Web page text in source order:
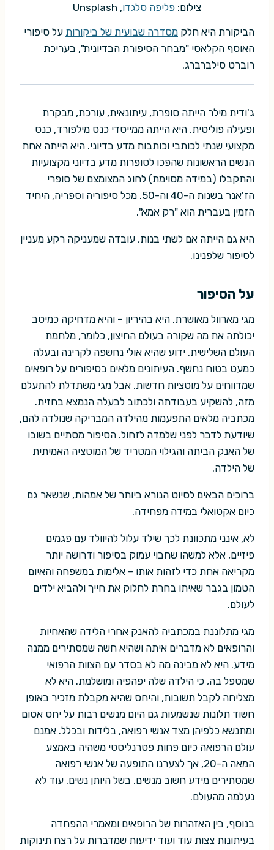
צילום: פליפה סלגדו, Unsplash
הביקורת היא חלק מסדרה שבועית של ביקורות על סיפורי
האוסף הקלאסי "מבחר הסיפורת הבדיונית", בעריכת
רוברט סילברברג.
ג'ודית מילר הייתה סופרת, עיתונאית, עורכת, מבקרת
ופעילה פוליטית. היא הייתה ממייסדי כנס מילפורד, כנס
מקצועי שנתי לכותבי וכותבות מדע בדיוני. היא הייתה אחת
הנשים הראשונות שהפכו לסופרות מדע בדיוני מקצועיות
והתקבלו (במידה מסוימת) לחוג המצומצם של סופרי
הז'אנר בשנות ה-40 וה-50. מכל סיפוריה וספריה, היחיד
הזמין בעברית הוא "רק אמא".
היא גם הייתה אם לשתי בנות, עובדה שמעניקה רקע מעניין
לסיפור שלפנינו.
על הסיפור
מגי מארוול מאושרת. היא בהיריון – והיא מדחיקה כמיטב
יכולתה את מה שקורה בעולם החיצון, כלומר, מלחמת
העולם השלישית. ידוע שהיא אולי נחשפה לקרינה ובעלה
כמעט בטוח נחשף. העיתונים מלאים בסיפורים על רופאים
שמדווחים על מוטציות חדשות, אבל מגי משתדלת להתעלם
מזה, להשקיע בעבודתה ולכתוב לבעלה הנמצא בחזית.
מכתביה מלאים התפעמות מהילדה המבריקה שנולדה להם,
שיודעת לדבר לפני שלמדה לזחול. הסיפור מסתיים בשובו
של האנק הביתה והגילוי המטריד של המוטציה האמיתית
של הילדה.
ברוכים הבאים לסיוט הנורא ביותר של אמהות, שנשאר גם
כיום אקטואלי במידה מפחידה.
לא, אינני מתכוונת לכך שילד עלול להיוולד עם פגמים
פיזיים, אלא למשהו שחבוי עמוק בסיפור ודרושה יותר
מקריאה אחת כדי לזהות אותו – אלימות במשפחה והאיום
הטמון בגבר שאיתו בחרת לחלוק את חייך ולהביא ילדים
לעולם.
מגי מתלוננת במכתביה להאנק אחרי הלידה שהאחיות
והרופאים לא מדברים איתה ושהיא חשה שמסתירים ממנה
מידע. היא לא מבינה מה לא בסדר עם הצוות הרפואי
שמטפל בה, כי הילדה שלה יפהפיה ומושלמת. היא לא
מצליחה לקבל תשובות, והיחס שהיא מקבלת מזכיר באופן
חשוד תלונות שנשמעות גם היום מנשים רבות על יחס אטום
ומתנשא כלפיהן מצד אנשי רפואה, בלידות ובכלל. אמנם
עולם הרפואה כיום פחות פטרנליסטי משהיה באמצע
המאה ה-20, אך לצערנו התופעה של אנשי רפואה
שמסתירים מידע חשוב מנשים, בשל היותן נשים, עוד לא
נעלמה מהעולם.
בנוסף, בין האזהרות של הרופאים ומאמרי ההפחדה
בעיתונות צצות עוד ועוד ידיעות שמדברות על רצח תינוקות